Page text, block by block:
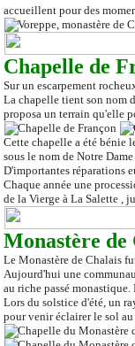
accueillent pour des
Chapelle de
Sur un escarpement
La chapelle tient son nom
proposa un terrain qu'elle
Cette chapelle a été bénie
sous le nom de Notre
D'importantes réparations
Chaque année une
de la Vierge à La Salette ,
Monastère de
Le Monastère de Chalais
Aujourd'hui une
au riche passé
Lors du solstice d'été, un
pour venir éclairer le sol